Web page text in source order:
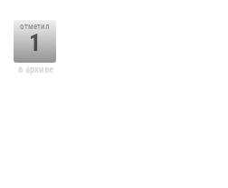
отметил
1
в архиве